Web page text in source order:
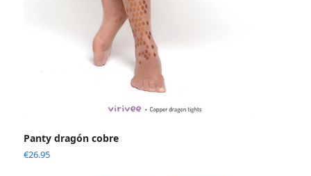
Panty dragón cobre
€26.95